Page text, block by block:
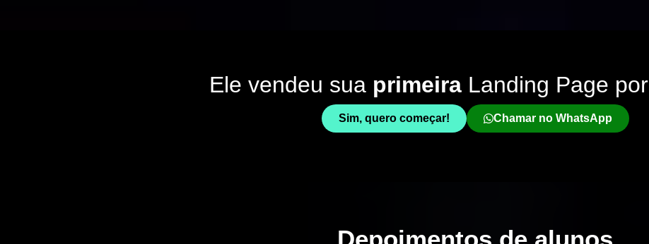
Ele vendeu sua primeira Landing Page por
Sim, quero começar! Chamar no WhatsApp